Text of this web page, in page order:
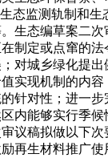
态监测轨制和
生态编草案二
制定或点窜的
对城乡绿化提
实现机制的内
针对性；进一
内能够实行季
议稿拟做以下
再生材料推广使